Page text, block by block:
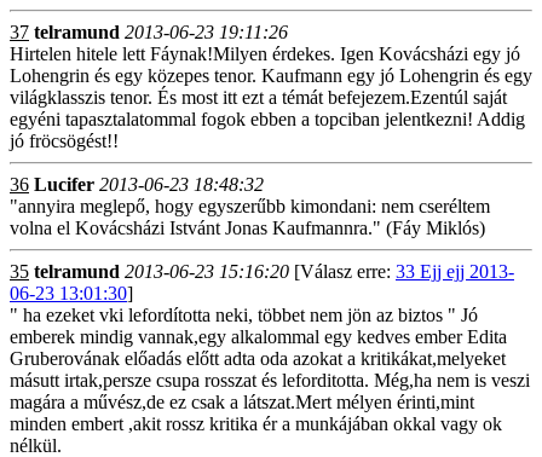
37 telramund 2013-06-23 19:11:26
Hirtelen hitele lett Fáynak!Milyen érdekes. Igen Kovácsházi egy jó
Lohengrin és egy közepes tenor. Kaufmann egy jó Lohengrin és egy
világklasszis tenor. És most itt ezt a témát befejezem.Ezentúl saját
egyéni tapasztalatommal fogok ebben a topciban jelentkezni! Addig
jó fröcsögést!!
36 Lucifer 2013-06-23 18:48:32
"annyira meglepő, hogy egyszerűbb kimondani: nem cseréltem
volna el Kovácsházi Istvánt Jonas Kaufmannra." (Fáy Miklós)
35 telramund 2013-06-23 15:16:20 [Válasz erre: 33 Ejj ejj 2013-
06-23 13:01:30]
" ha ezeket vki lefordította neki, többet nem jön az biztos " Jó
emberek mindig vannak,egy alkalommal egy kedves ember Edita
Gruberovának előadás előtt adta oda azokat a kritikákat,melyeket
másutt irtak,persze csupa rosszat és leforditotta. Még,ha nem is veszi
magára a művész,de ez csak a látszat.Mert mélyen érinti,mint
minden embert ,akit rossz kritika ér a munkájában okkal vagy ok
nélkül.